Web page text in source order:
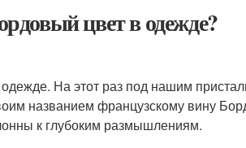
цвет в одежде?
На этот раз под нашим
названием французскому вину
к глубоким размышлениям.